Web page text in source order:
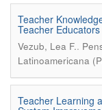
Teacher
Teacher Educators
Vezub, Lea F..
Latinoamericana
Teacher Learning